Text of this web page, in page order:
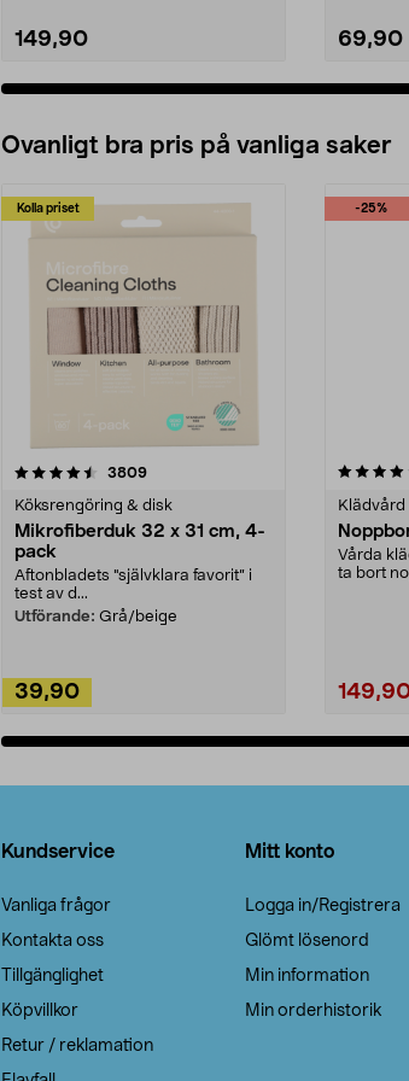
149,90 69,90
Ovanligt bra pris på vanliga saker
Kolla priset
3809recensioner
Köksrengöring & disk
Mikrofiberduk 32 x 31 cm, 4-
pack
Aftonbladets "självklara favorit” i
test av d...
Utförande: Grå/beige
39,90
-25%
4.0av 5 stjärnor
Klädvård
Vårda
ta bort
Kundservice
Vanliga frågor
Kontakta oss
Tillgänglighet
Köpvillkor
Retur / reklamation
Mitt konto
Logga in/Registrera
Glömt lösenord
Min information
Min orderhistorik